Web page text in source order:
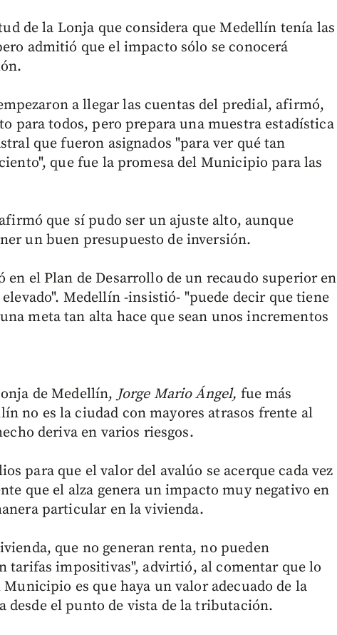
de la Lonja que considera que Medellín tenía las
admitió que el impacto sólo se conocerá
a llegar las cuentas del predial, afirmó,
para todos, pero prepara una muestra estadística
que fueron asignados "para ver qué tan
que fue la promesa del Municipio para las
que sí pudo ser un ajuste alto, aunque
un buen presupuesto de inversión.
en el Plan de Desarrollo de un recaudo superior en
Medellín -insistió- "puede decir que tiene
meta tan alta hace que sean unos incrementos
de Medellín,Jorge Mario Ángel, fue más
no es la ciudad con mayores atrasos frente al
deriva en varios riesgos.
para que el valor del avalúo se acerque cada vez
que el alza genera un impacto muy negativo en
particular en la vivienda.
que no generan renta, no pueden
tarifas impositivas", advirtió, al comentar que lo
es que haya un valor adecuado de la
desde el punto de vista de la tributación.